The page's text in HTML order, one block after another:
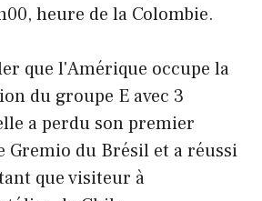
heure de la Colombie.
que l'Amérique occupe la
du groupe E avec 3
a perdu son premier
Gremio du Brésil et a réussi
que visiteur à